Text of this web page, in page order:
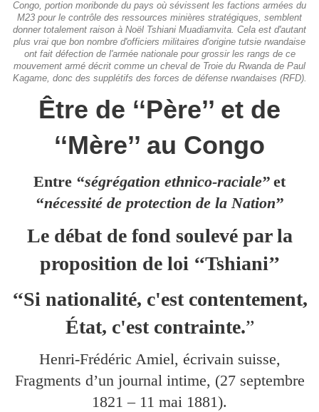
Congo, portion moribonde du pays où sévissent les factions armées du
M23 pour le contrôle des ressources minières stratégiques, semblent
donner totalement raison à Noël Tshiani Muadiamvita. Cela est d'autant
plus vrai que bon nombre d'officiers militaires d'origine tutsie rwandaise
ont fait défection de l'armée nationale pour grossir les rangs de ce
mouvement armé décrit comme un cheval de Troie du Rwanda de Paul
Kagame, donc des supplétifs des forces de défense rwandaises (RFD).
Être de ‘‘Père’’ et de
‘‘Mère’’ au Congo
Entre ‘‘ségrégation ethnico-raciale’’ et
‘‘nécessité de protection de la Nation’’
Le débat de fond soulevé par la
proposition de loi ‘‘Tshiani’’
‘‘Si nationalité, c'est contentement,
État, c'est contrainte.”
Henri-Frédéric Amiel, écrivain suisse,
Fragments d’un journal intime, (27 septembre
1821 – 11 mai 1881).